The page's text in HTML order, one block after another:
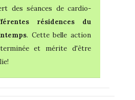
des séances de cardio-
résidences du
. Cette belle action
et mérite d'être